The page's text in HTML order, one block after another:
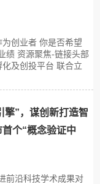
创业者 你是否希望
绩 资源聚焦-链接头部
及创投平台 联合立
擎”，谋创新打造智
个“概念验证中
前沿科技学术成果对